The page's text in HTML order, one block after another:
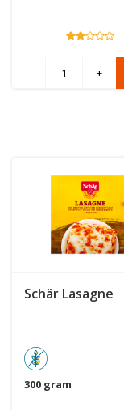
- +
Schär Lasagne
300 gram